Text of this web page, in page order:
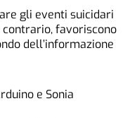
gli eventi suicidari
favoriscono
dell’informazione
e Sonia